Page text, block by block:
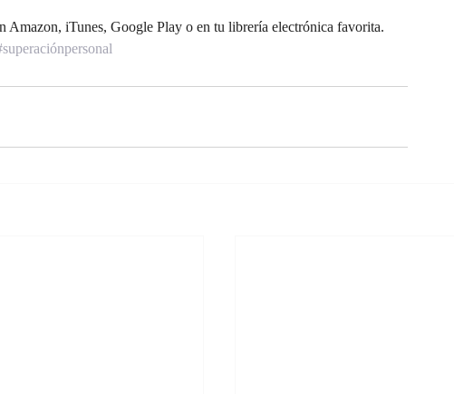
Amazon, iTunes, Google Play o en tu librería electrónica favorita.